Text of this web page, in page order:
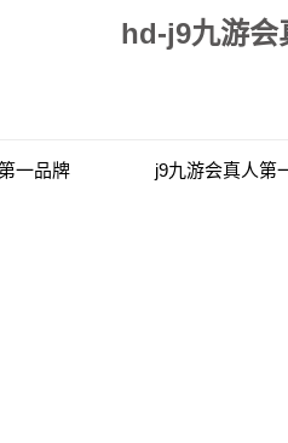
hd-j9九游会
一品牌 j9九游会真人第